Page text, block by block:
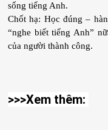
sống tiếng Anh.
Chốt hạ: Học đúng –
“nghe biết tiếng Anh”
của người thành công.
>>>Xem thêm: